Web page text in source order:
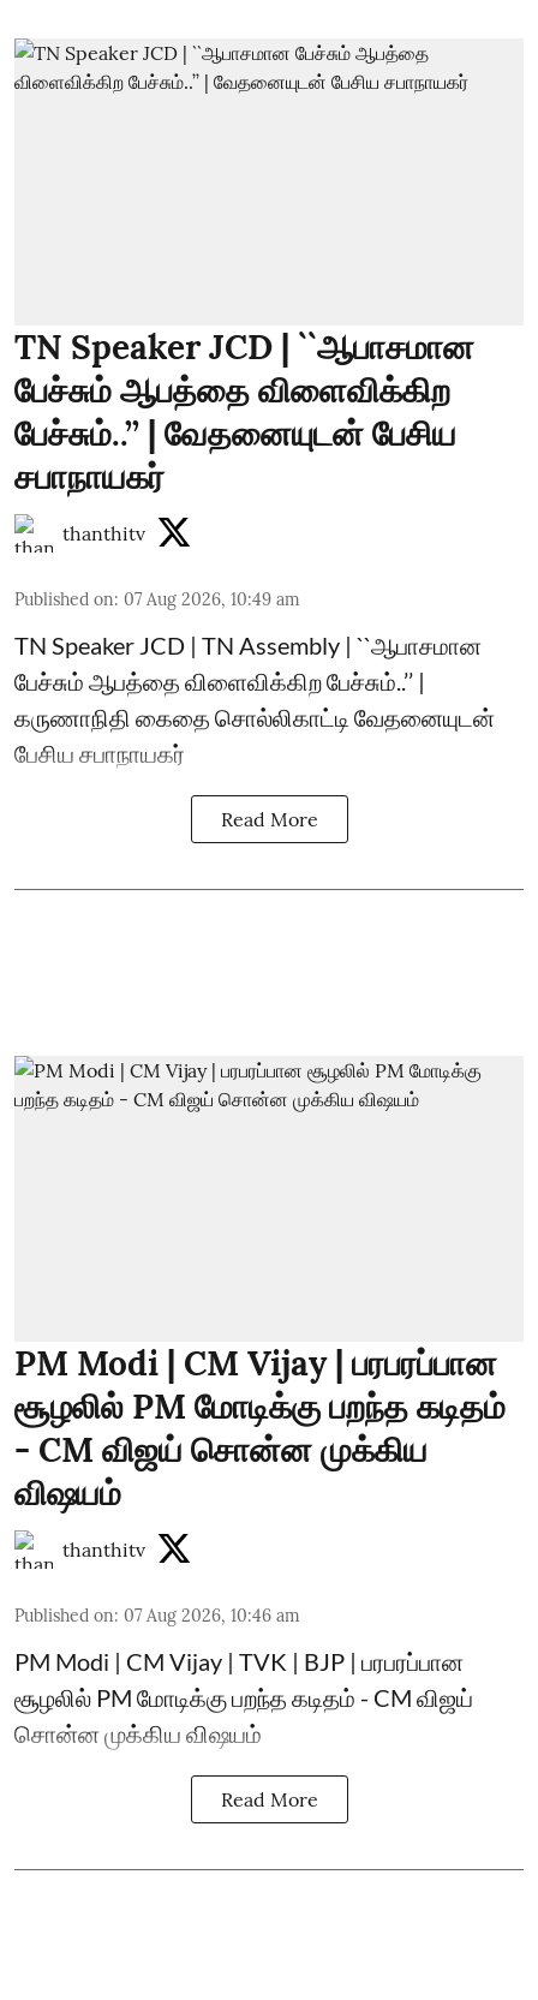
TN Speaker JCD | ``ஆபாசமான
பேச்சும் ஆபத்தை விளைவிக்கிற
பேச்சும்..’’ | வேதனையுடன் பேசிய
சபாநாயகர்
thanthitv
Published on: 07 Aug 2026, 10:49 am
TN Speaker JCD | TN Assembly | ``ஆபாசமான
பேச்சும் ஆபத்தை விளைவிக்கிற பேச்சும்..’’ |
கருணாநிதி கைதை சொல்லிகாட்டி வேதனையுடன்
பேசிய சபாநாயகர்
Read More
PM Modi | CM Vijay | பரபரப்பான
சூழலில் PM மோடிக்கு பறந்த கடிதம்
- CM விஜய் சொன்ன முக்கிய
விஷயம்
thanthitv
Published on: 07 Aug 2026, 10:46 am
PM Modi | CM Vijay | TVK | BJP | பரபரப்பான
சூழலில் PM மோடிக்கு பறந்த கடிதம் - CM விஜய்
சொன்ன முக்கிய விஷயம்
Read More